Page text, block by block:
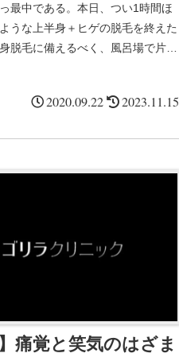
最中である。本日、つい1時間ほ
うな上半身＋ヒゲの脱毛を終えた
脱毛に備えるべく、風呂場で片足
2020.09.22 2023.11.15
痛覚と笑気のはざま